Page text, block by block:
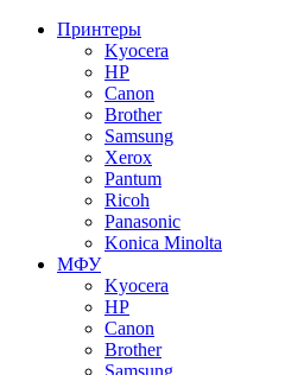
Принтеры
Kyocera
HP
Canon
Brother
Samsung
Xerox
Pantum
Ricoh
Panasonic
Konica Minolta
МФУ
Kyocera
HP
Canon
Brother
Samsung